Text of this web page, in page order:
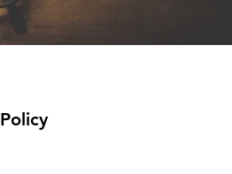
Policy